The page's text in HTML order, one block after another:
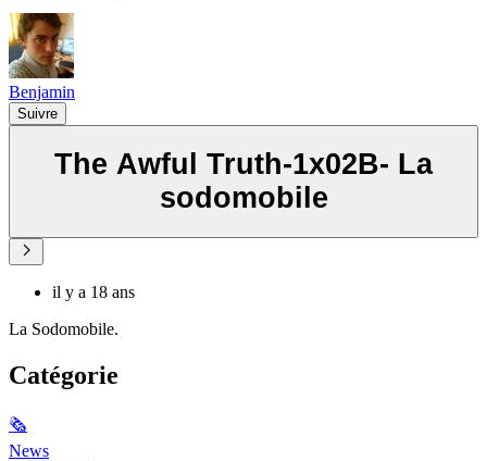
Benjamin
Suivre
The Awful Truth-1x02B- La
sodomobile
il y a 18 ans
La Sodomobile.
Catégorie
🗞
News